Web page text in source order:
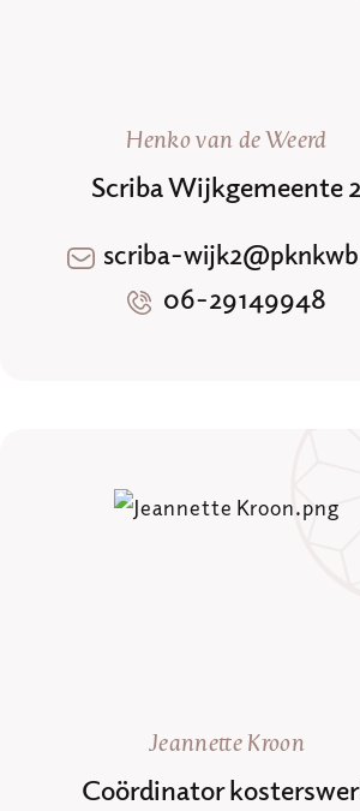
Henko van de Weerd
Scriba Wijkgemeente 2
scriba-
06-29149948
Jeannette Kroon
Coördinator